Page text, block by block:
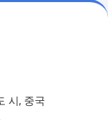
시, 중국